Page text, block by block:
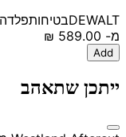
DEWALTבטיחותפלדה
מ-
Add
ייתכן שתאהב